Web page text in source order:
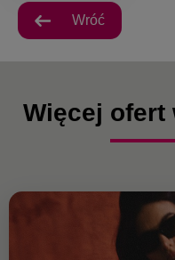
Wróć
Więcej ofert